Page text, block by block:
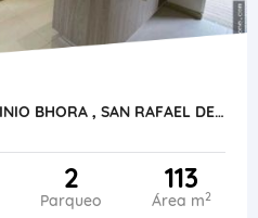
VENTA DE CASA , CONDOMINIO BHORA , SAN RAFAEL DE MONTES DE OCA
2
Parqueo
113
Área m2